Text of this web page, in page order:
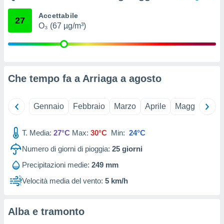
Web
noi e i
simili
27 Accettabile
O₃ (67 µg/m³)
Che tempo fa a Arriaga a agosto
Gennaio Febbraio Marzo Aprile Maggio
T. Media: 27°C Max: 30°C Min: 24°C
Numero di giorni di pioggia: 25 giorni
Precipitazioni medie: 249 mm
Velocità media del vento: 5 km/h
Alba e tramonto